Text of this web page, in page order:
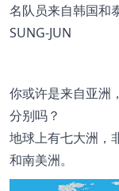
名队员来自韩国和
SUNG-JUN
你或许是来自亚洲
分别吗？
地球上有七大洲，
和南美洲。